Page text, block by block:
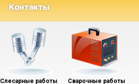
Контакты
Слесарные работы Сварочные работы